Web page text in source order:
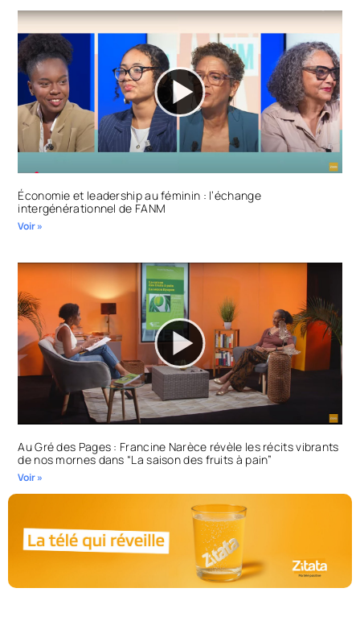
Économie et leadership au féminin : l’échange
intergénérationnel de FANM
Voir »
Au Gré des Pages : Francine Narèce révèle les récits vibrants
de nos mornes dans “La saison des fruits à pain”
Voir »